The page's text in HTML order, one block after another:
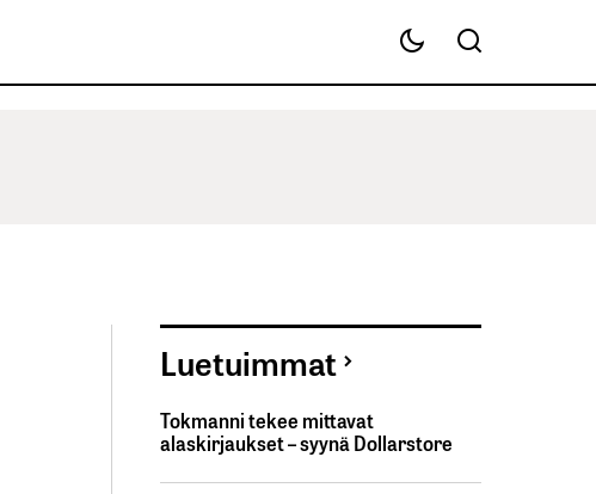
Luetuimmat
Tokmanni tekee mittavat
alaskirjaukset – syynä Dollarstore